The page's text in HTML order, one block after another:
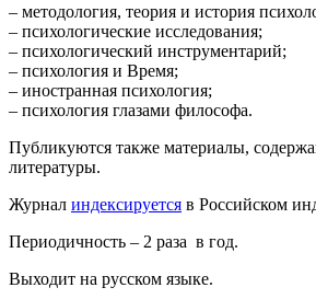
– методология, теория и история
– психологические исследования;
– психологический инструментарий;
– психология и Время;
– иностранная психология;
– психология глазами философа.
Публикуются также материалы,
литературы.
Журнал индексируется в Российском
Периодичность – 2 раза в год.
Выходит на русском языке.